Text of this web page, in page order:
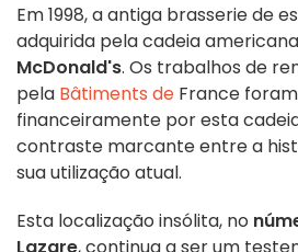
Em 1998, a antiga brasserie de
adquirida pela cadeia
McDonald's. Os trabalhos de
pela Bâtiments de France
financeiramente por esta
contraste marcante entre a
sua utilização atual.
Esta localização insólita, no